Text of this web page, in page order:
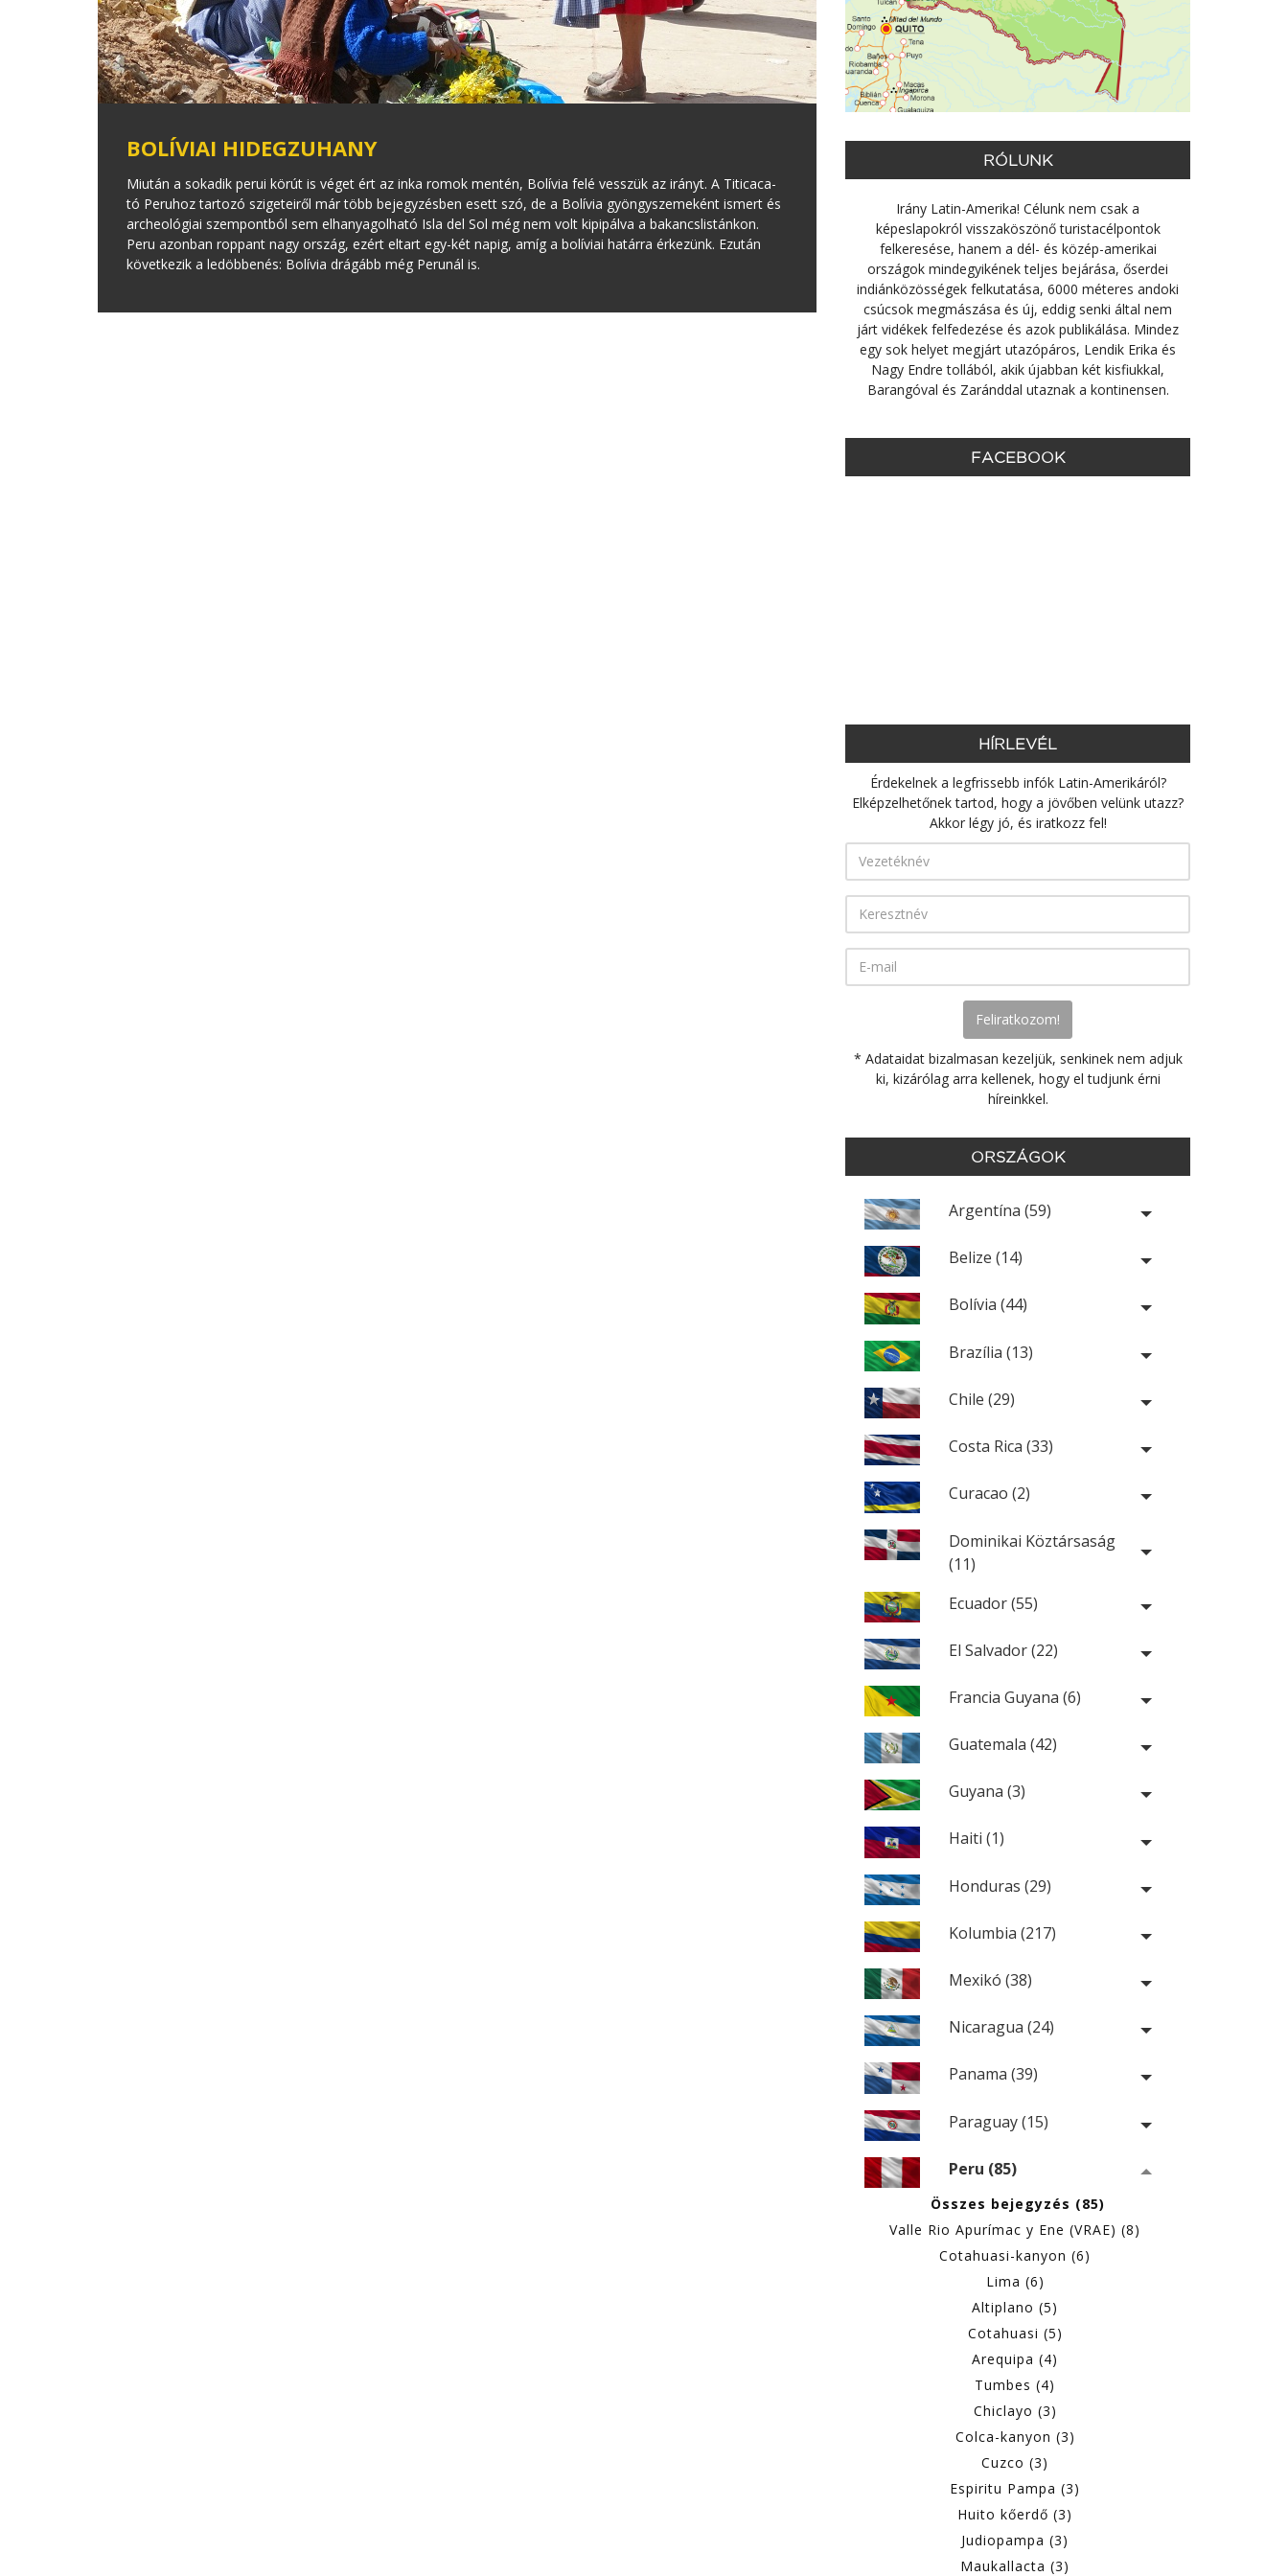
BOLÍVIAI HIDEGZUHANY
Miután a sokadik perui körút is véget ért az inka romok mentén, Bolívia felé vesszük az irányt. A Titicaca-
tó Peruhoz tartozó szigeteiről már több bejegyzésben esett szó, de a Bolívia gyöngyszemeként ismert és
archeológiai szempontból sem elhanyagolható Isla del Sol még nem volt kipipálva a bakancslistánkon.
Peru azonban roppant nagy ország, ezért eltart egy-két napig, amíg a bolíviai határra érkezünk. Ezután
következik a ledöbbenés: Bolívia drágább még Perunál is.
RÓLUNK
Irány Latin-Amerika! Célunk nem csak a
képeslapokról visszaköszönő turistacélpontok
felkeresése, hanem a dél- és közép-amerikai
országok mindegyikének teljes bejárása, őserdei
indiánközösségek felkutatása, 6000 méteres andoki
csúcsok megmászása és új, eddig senki által nem
járt vidékek felfedezése és azok publikálása. Mindez
egy sok helyet megjárt utazópáros, Lendik Erika és
Nagy Endre tollából, akik újabban két kisfiukkal,
Barangóval és Zaránddal utaznak a kontinensen.
FACEBOOK
HÍRLEVÉL
Érdekelnek a legfrissebb infók Latin-Amerikáról?
Elképzelhetőnek tartod, hogy a jövőben velünk utazz?
Akkor légy jó, és iratkozz fel!
* Adataidat bizalmasan kezeljük, senkinek nem adjuk
ki, kizárólag arra kellenek, hogy el tudjunk érni
híreinkkel.
ORSZÁGOK
Argentína (59)
Belize (14)
Bolívia (44)
Brazília (13)
Chile (29)
Costa Rica (33)
Curacao (2)
Dominikai Köztársaság
(11)
Ecuador (55)
El Salvador (22)
Francia Guyana (6)
Guatemala (42)
Guyana (3)
Haiti (1)
Honduras (29)
Kolumbia (217)
Mexikó (38)
Nicaragua (24)
Panama (39)
Paraguay (15)
Peru (85)
Összes bejegyzés (85)
Valle Rio Apurímac y Ene (VRAE) (8)
Cotahuasi-kanyon (6)
Lima (6)
Altiplano (5)
Cotahuasi (5)
Arequipa (4)
Tumbes (4)
Chiclayo (3)
Colca-kanyon (3)
Cuzco (3)
Espiritu Pampa (3)
Huito kőerdő (3)
Judiopampa (3)
Maukallacta (3)